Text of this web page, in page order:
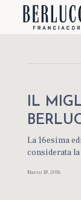
IL
La 16esima
considerata
Marzo 18, 2016